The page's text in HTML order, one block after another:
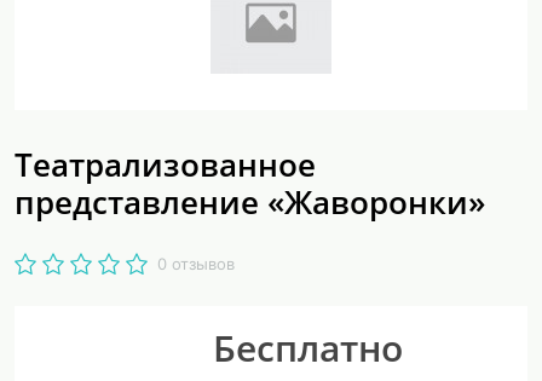
Театрализованное
представление «Жаворонки»
0 отзывов
Бесплатно